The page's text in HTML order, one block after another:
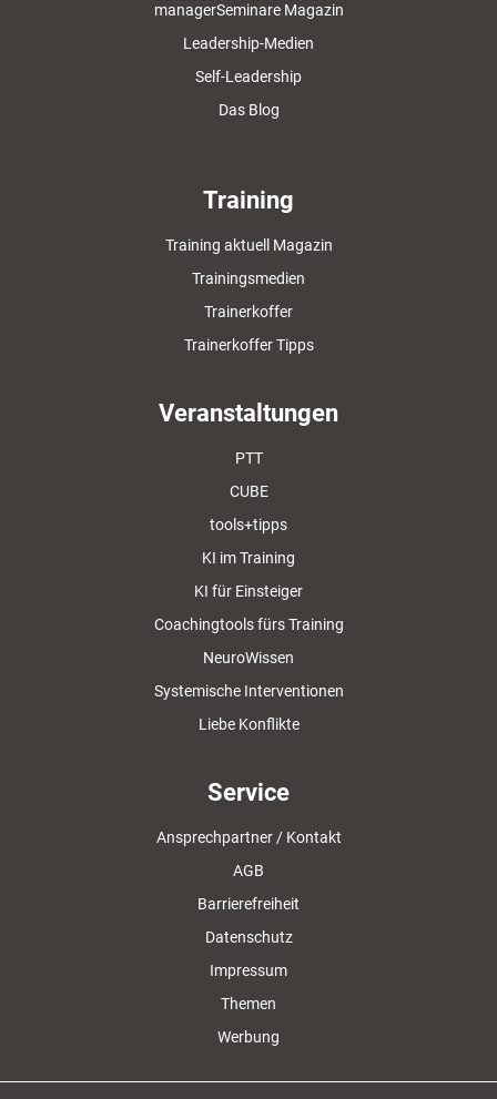
managerSeminare Magazin
Leadership-Medien
Self-Leadership
Das Blog
Training
Training aktuell Magazin
Trainingsmedien
Trainerkoffer
Trainerkoffer Tipps
Veranstaltungen
PTT
CUBE
tools+tipps
KI im Training
KI für Einsteiger
Coachingtools fürs Training
NeuroWissen
Systemische Interventionen
Liebe Konflikte
Service
Ansprechpartner / Kontakt
AGB
Barrierefreiheit
Datenschutz
Impressum
Themen
Werbung